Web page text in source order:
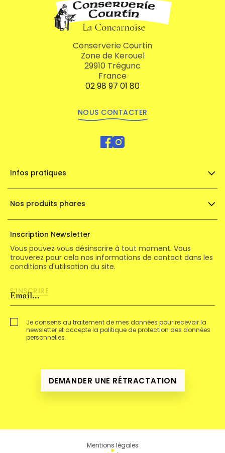
Conserverie Courtin
Zone de Kerouel
29910 Trégunc
France
02 98 97 01 80
NOUS CONTACTER
Infos pratiques
Nos produits phares
Inscription Newsletter
Vous pouvez vous désinscrire à tout moment. Vous
trouverez pour cela nos informations de contact dans les
conditions d'utilisation du site.
Je consens au traitement de mes données pour recevoir la
newsletter et accepte la politique de protection des données
personnelles.
DEMANDER UNE RÉTRACTATION
Mentions légales